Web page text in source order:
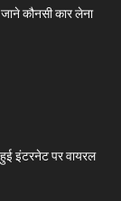
कौनसी कार लेना
हुई इंटरनेट पर वायरल